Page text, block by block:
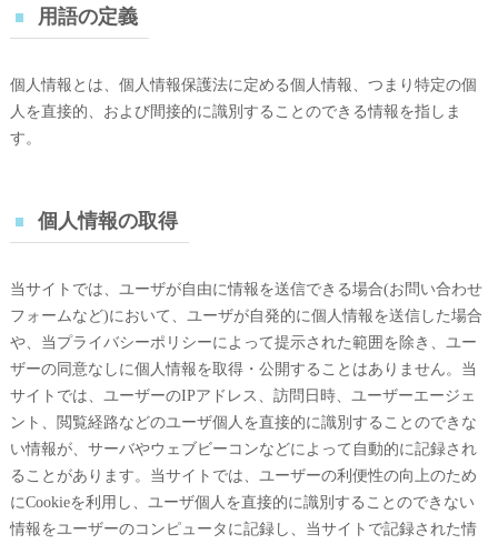
用語の定義
個人情報とは、個人情報保護法に定める個人情報、つまり特定の個
人を直接的、および間接的に識別することのできる情報を指しま
す。
個人情報の取得
当サイトでは、ユーザが自由に情報を送信できる場合(お問い合わせ
フォームなど)において、ユーザが自発的に個人情報を送信した場合
や、当プライバシーポリシーによって提示された範囲を除き、ユー
ザーの同意なしに個人情報を取得・公開することはありません。当
サイトでは、ユーザーのIPアドレス、訪問日時、ユーザーエージェ
ント、閲覧経路などのユーザ個人を直接的に識別することのできな
い情報が、サーバやウェブビーコンなどによって自動的に記録され
ることがあります。当サイトでは、ユーザーの利便性の向上のため
にCookieを利用し、ユーザ個人を直接的に識別することのできない
情報をユーザーのコンピュータに記録し、当サイトで記録された情